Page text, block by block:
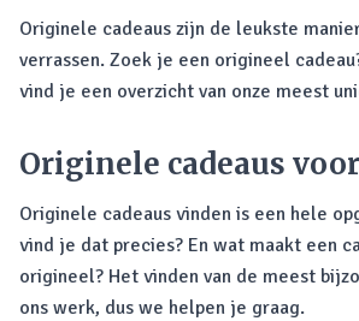
Originele cadeaus zijn de leukste
verrassen. Zoek je een origineel
vind je een overzicht van onze meest
Originele cadeaus
Originele cadeaus vinden is een hele
vind je dat precies? En wat maakt een
origineel? Het vinden van de meest
ons werk, dus we helpen je graag.